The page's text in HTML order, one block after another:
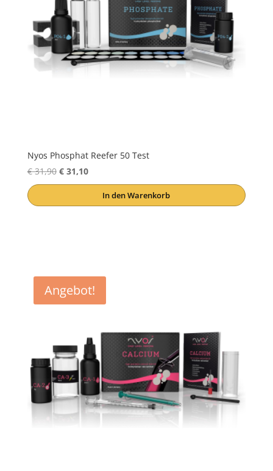
Nyos Phosphat Reefer 50 Test
€31,90 Ursprünglicher
Preis
€31,10Aktueller
Preis
In den Warenkorb
Angebot!